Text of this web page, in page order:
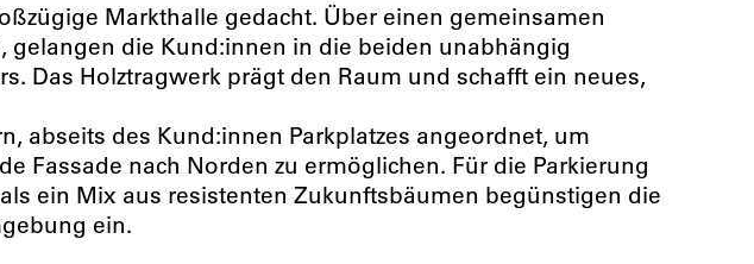
Markthalle gedacht. Über einen gemeinsamen
die Kund:innen in die beiden unabhängig
Das Holztragwerk prägt den Raum und schafft ein neues,
abseits des Kund:innen Parkplatzes angeordnet, um
Fassade nach Norden zu ermöglichen. Für die Parkierung
ein Mix aus resistenten Zukunftsbäumen begünstigen die
ein.